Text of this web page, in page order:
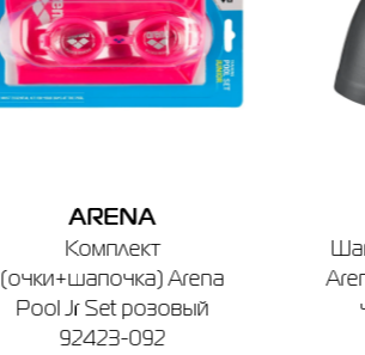
Отправить
ARENA
Комплект
(очки+шапочка) Arena
Pool Jr Set розовый
92423-092